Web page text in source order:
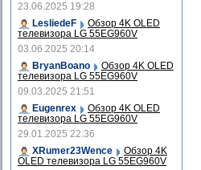
23.06.2025 19:28
LesliedeF
Обзор 4K OLED
телевизора LG 55EG960V
03.06.2025 20:14
BryanBoano
Обзор 4K OLED
телевизора LG 55EG960V
09.03.2025 21:51
Eugenrex
Обзор 4K OLED
телевизора LG 55EG960V
29.01.2025 22:36
XRumer23Wence
Обзор 4K
OLED телевизора LG 55EG960V